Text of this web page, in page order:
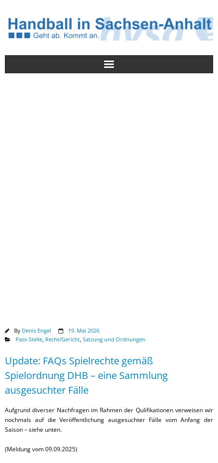
By Denis Engel
19. Mai 2026
Pass-Stelle Recht/Gericht Satzung und Ordnungen
Update: FAQs Spielrechte gemäß
Spielordnung DHB – eine Sammlung
ausgesuchter Fälle
Aufgrund diverser Nachfragen im Rahmen der Qulifikationen verweisen wir
nochmals auf die Veröffentlichung ausgesuchter Fälle vom Anfang der
Saison – siehe unten.
(Meldung vom 09.09.2025)